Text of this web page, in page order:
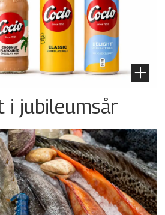
i jubileumsår